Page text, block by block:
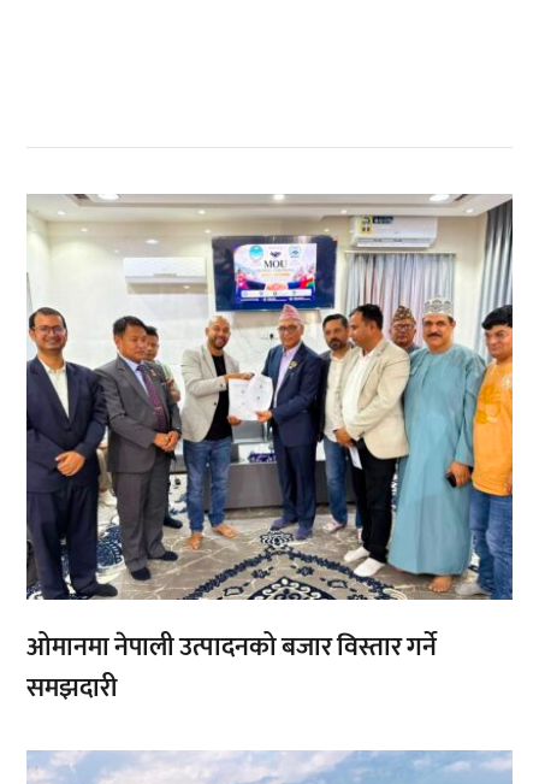
,,
ओमानमा नेपाली उत्पादनको बजार विस्तार गर्ने
समझदारी
,,